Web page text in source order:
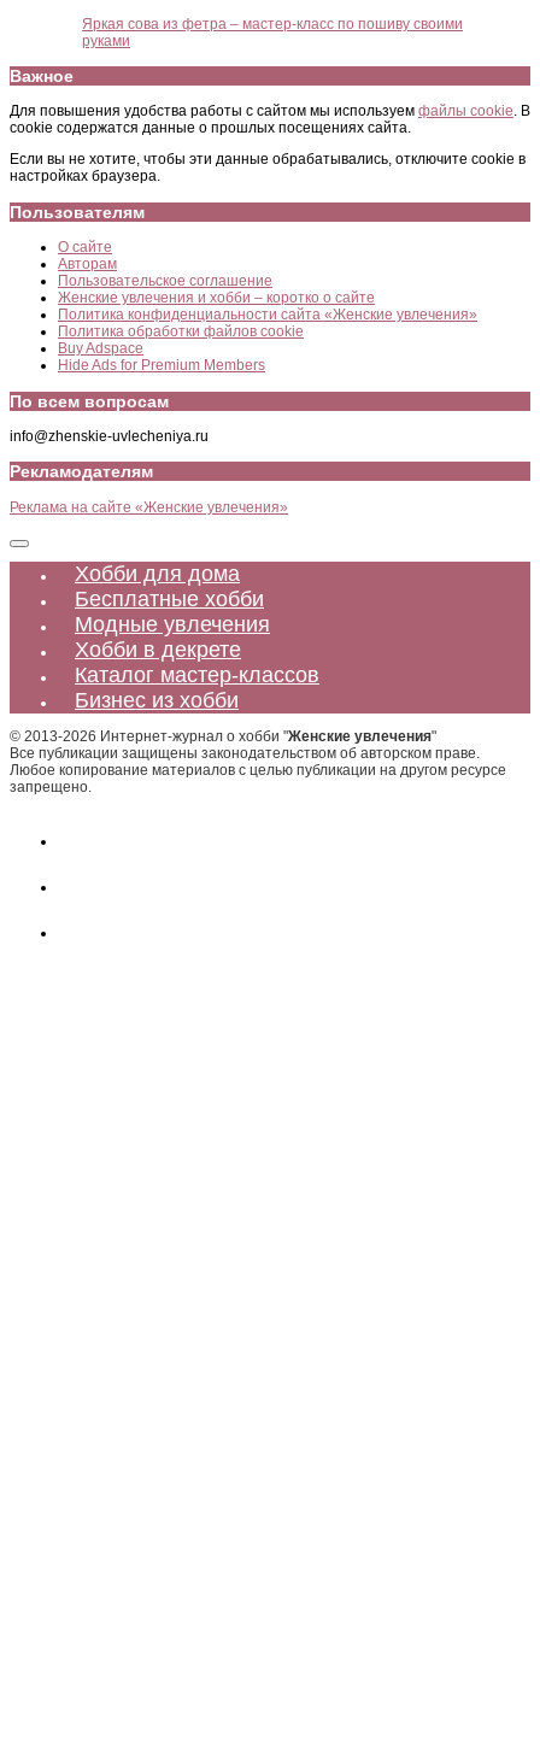
Яркая сова из фетра – мастер-класс по пошиву своими
руками
Важное
Для повышения удобства работы с сайтом мы используем файлы cookie. В
cookie содержатся данные о прошлых посещениях сайта.
Если вы не хотите, чтобы эти данные обрабатывались, отключите cookie в
настройках браузера.
Пользователям
О сайте
Авторам
Пользовательское соглашение
Женские увлечения и хобби – коротко о сайте
Политика конфиденциальности сайта «Женские увлечения»
Политика обработки файлов cookie
Buy Adspace
Hide Ads for Premium Members
По всем вопросам
info@zhenskie-uvlecheniya.ru
Рекламодателям
Реклама на сайте «Женские увлечения»
Хобби для дома
Бесплатные хобби
Модные увлечения
Хобби в декрете
Каталог мастер-классов
Бизнес из хобби
© 2013-2026 Интернет-журнал о хобби "Женские увлечения"
Все публикации защищены законодательством об авторском праве.
Любое копирование материалов с целью публикации на другом ресурсе
запрещено.